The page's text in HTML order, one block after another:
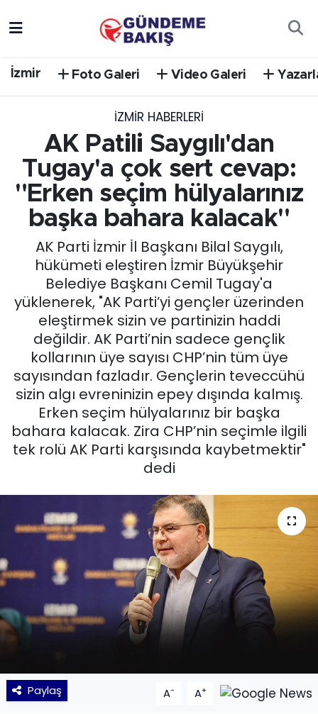
İzmir Foto Galeri Video Galeri
İZMIR HABERLERI
AK Patili Saygılı'dan
Tugay'a çok sert cevap:
"Erken seçim hülyalarınız
başka bahara kalacak"
AK Parti İzmir İl Başkanı Bilal Saygılı,
hükümeti eleştiren İzmir Büyükşehir
Belediye Başkanı Cemil Tugay'a
yüklenerek, "AK Parti’yi gençler üzerinden
eleştirmek sizin ve partinizin haddi
değildir. AK Parti’nin sadece gençlik
kollarının üye sayısı CHP’nin tüm üye
sayısından fazladır. Gençlerin teveccühü
sizin algı evreninizin epey dışında kalmış.
Erken seçim hülyalarınız bir başka
bahara kalacak. Zira CHP’nin seçimle ilgili
tek rolü AK Parti karşısında kaybetmektir"
dedi
Paylaş A- A+
EGE
EĞİTİM
EKONOMİ
English News
GÜNCEL
KÜLTÜR SANAT
MAGAZİN
POLİTİKA
SAĞLIK
SPOR
TEKNOLOJİ
YEREL POLİTİKA
Yurt
Trafik Durumu
Süper Lig Puan Durumu ve Fikstür
Tüm Manşetler
Son Dakika Haberleri
Haber Arşivi